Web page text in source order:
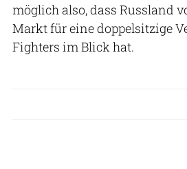
möglich also, dass Russland
Markt für eine doppelsitzige
Fighters im Blick hat.